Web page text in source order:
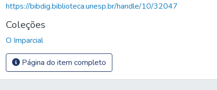
https://bibdig.biblioteca.unesp.br/handle/10/32047
Coleções
O Imparcial
Página do item completo